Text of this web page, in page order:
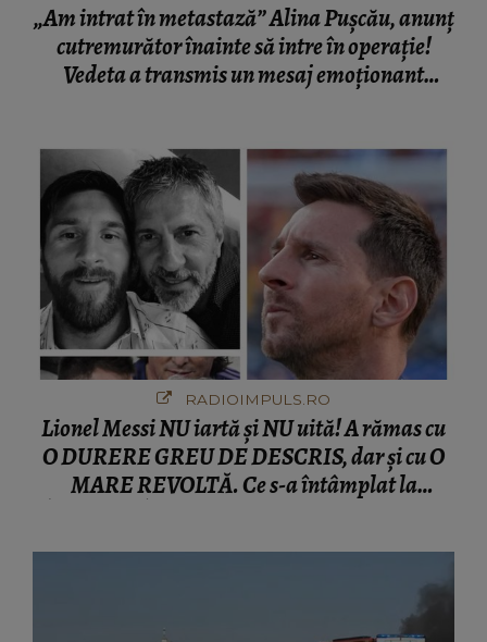
„Am intrat în metastază” Alina Pușcău, anunț
cutremurător înainte să intre în operație!
Vedeta a transmis un mesaj emoționant
RADIOIMPULS.RO
Lionel Messi NU iartă și NU uită! A rămas cu
O DURERE GREU DE DESCRIS, dar și cu O
MARE REVOLTĂ. Ce s-a întâmplat la